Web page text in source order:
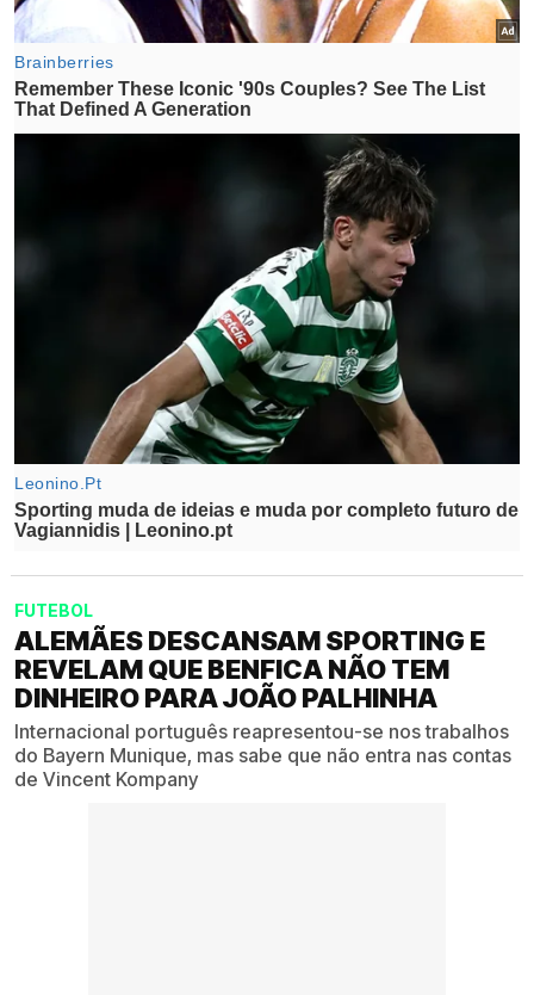
FUTEBOL
ALEMÃES DESCANSAM SPORTING E
REVELAM QUE BENFICA NÃO TEM
DINHEIRO PARA JOÃO PALHINHA
Internacional português reapresentou-se nos trabalhos
do Bayern Munique, mas sabe que não entra nas contas
de Vincent Kompany